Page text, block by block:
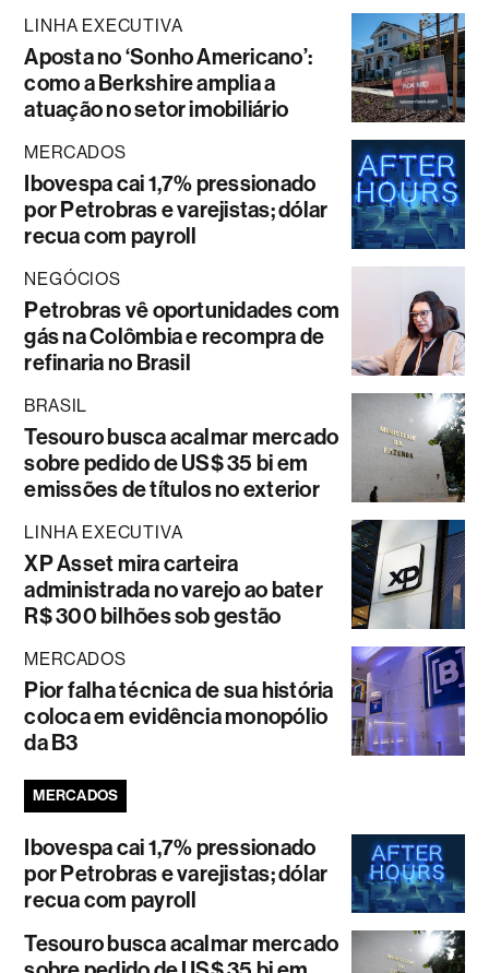
LINHA EXECUTIVA
Aposta no ‘Sonho Americano’:
como a Berkshire amplia a
atuação no setor imobiliário
MERCADOS
Ibovespa cai 1,7% pressionado
por Petrobras e varejistas; dólar
recua com payroll
NEGÓCIOS
Petrobras vê oportunidades com
gás na Colômbia e recompra de
refinaria no Brasil
BRASIL
Tesouro busca acalmar mercado
sobre pedido de US$ 35 bi em
emissões de títulos no exterior
LINHA EXECUTIVA
XP Asset mira carteira
administrada no varejo ao bater
R$ 300 bilhões sob gestão
MERCADOS
Pior falha técnica de sua história
coloca em evidência monopólio
da B3
MERCADOS
Ibovespa cai 1,7% pressionado
por Petrobras e varejistas; dólar
recua com payroll
Tesouro busca acalmar mercado